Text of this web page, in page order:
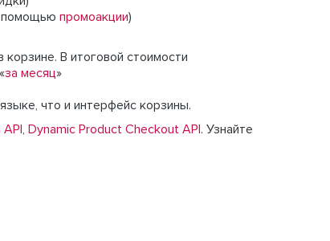
помощью промоакции)
В итоговой стоимости
за месяц»
что и интерфейс корзины.
Dynamic Product Checkout API . Узнайте